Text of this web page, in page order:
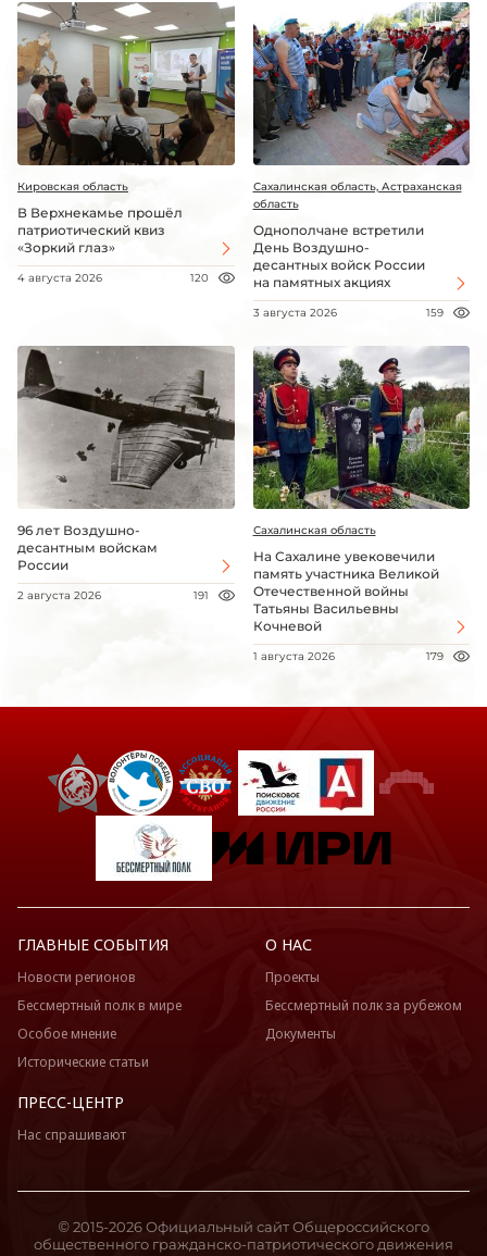
Кировская область
В Верхнекамье прошёл
патриотический квиз
«Зоркий глаз»
4 августа 2026 120
Сахалинская область, Астраханская
область
Однополчане встретили
День Воздушно-
десантных войск России
на памятных акциях
3 августа 2026 159
96 лет Воздушно-
десантным войскам
России
2 августа 2026 191
Сахалинская область
На Сахалине увековечили
память участника Великой
Отечественной войны
Татьяны Васильевны
Кочневой
1 августа 2026 179
ГЛАВНЫЕ СОБЫТИЯ
Новости регионов
Бессмертный полк в мире
Особое мнение
Исторические статьи
О НАС
Проекты
Бессмертный полк за рубежом
Документы
ПРЕСС-ЦЕНТР
Нас спрашивают
© 2015-2026 Официальный сайт Общероссийского
общественного гражданско-патриотического движения